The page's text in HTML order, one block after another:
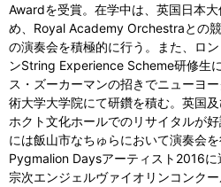
Awardを受賞。在学中は、英国日本
め、Royal Academy Orchestraとの
の演奏会を積極的に行う。また、ロ
ンString Experience Scheme研修生
ス・ズーカーマンの招きでニューヨ
術大学大学院にて研鑽を積む。英国
ホクト文化ホールでのリサイタルが
には飯山市なちゅらにおいて演奏会
Pygmalion Daysアーティスト2016
宗次エンジェルヴァイオリンコンク